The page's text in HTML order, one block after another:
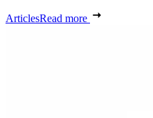
ArticlesRead more